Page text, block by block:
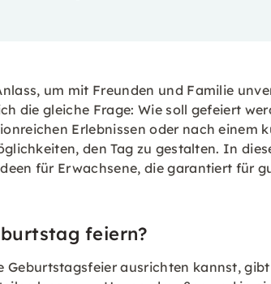
um mit Freunden und Familie
die gleiche Frage: Wie soll gefeiert
Erlebnissen oder nach einem
den Tag zu gestalten. In
für Erwachsene, die garantiert für
feiern?
Geburtstagsfeier ausrichten kannst,